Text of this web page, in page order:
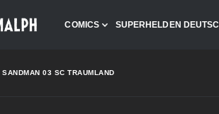
COMICS SUPERHELDEN
SANDMAN 03 SC TRAUMLAND